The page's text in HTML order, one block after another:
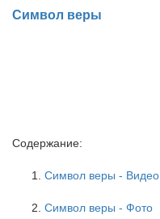
Символ веры
Содержание:
Символ веры - Видео
Символ веры - Фото